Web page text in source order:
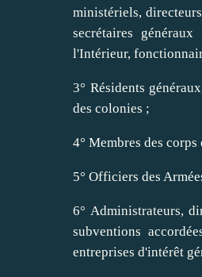
ministériels,
secrétaires
l'Intérieur,
3° Résidents
des colonies ;
4° Membres des corps
5° Officiers des
6° Administrateurs,
subventions
entreprises d'intérêt